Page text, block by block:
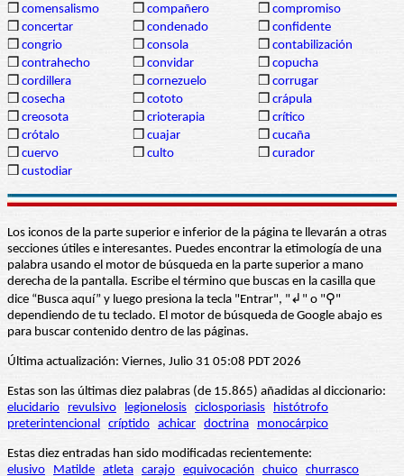
❒ comensalismo ❒ compañero ❒ compromiso
❒ concertar ❒ condenado ❒ confidente
❒ congrio ❒ consola ❒ contabilización
❒ contrahecho ❒ convidar ❒ copucha
❒ cordillera ❒ cornezuelo ❒ corrugar
❒ cosecha ❒ cototo ❒ crápula
❒ creosota ❒ crioterapia ❒ crítico
❒ crótalo ❒ cuajar ❒ cucaña
❒ cuervo ❒ culto ❒ curador
❒ custodiar
Los iconos de la parte superior e inferior de la página te llevarán a otras
secciones útiles e interesantes. Puedes encontrar la etimología de una
palabra usando el motor de búsqueda en la parte superior a mano
derecha de la pantalla. Escribe el término que buscas en la casilla que
dice “Busca aquí” y luego presiona la tecla "Entrar", "↲" o "⚲"
dependiendo de tu teclado. El motor de búsqueda de Google abajo es
para buscar contenido dentro de las páginas.
Última actualización: Viernes, Julio 31 05:08 PDT 2026
Estas son las últimas diez palabras (de 15.865) añadidas al diccionario:
elucidario
revulsivo legionelosis ciclosporiasis
histótrofo
preterintencional críptido achicar doctrina monocárpico
Estas diez entradas han sido modificadas recientemente:
elusivo
Matilde atleta carajo equivocación chuico churrasco